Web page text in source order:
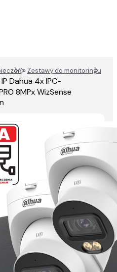
» Zestawy do monitoringu
Dahua 4x IPC-
8MPx WizSense